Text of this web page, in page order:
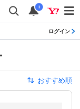
i
ログイン
おすすめ順